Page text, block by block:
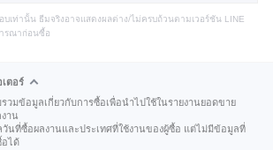
เท่านั้น ธีมจริงอาจแสดงผลต่าง/ไม่ครบถ้วนตามเวอร์ชัน LINE
รณาก่อนซื้อ
ตอร์
รวมข้อมูลเกี่ยวกับการซื้อเพื่อนำไปใช้ในรายงานยอดขาย
าน
นที่ซื้อผลงานและประเทศที่ใช้งานของผู้ซื้อ แต่ไม่มีข้อมูลที่
อได้